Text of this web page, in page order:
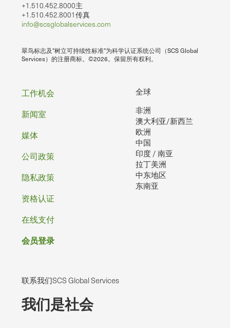
+1.510.452.8000主
+1.510.452.8001传真
info@scsglobalservices.com
翠鸟标志及"树立可持续性标准"为科学认证系统公司（SCS Global
Services）的注册商标。©2026。保留所有权利。
全球
非洲
澳大利亚/新西兰
欧洲
中国
印度 / 南亚
拉丁美洲
中东地区
东南亚
页
脚
工作机会
新闻室
媒体
公司政策
隐私政策
资格认证
在线支付
会员登录
联系我们SCS Global Services
我们是社会